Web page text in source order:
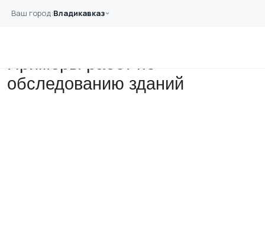
Ваш город:Владикавказ
Главная
обследованию зданий